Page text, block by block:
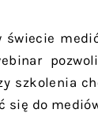
świecie
szkolenia
się do